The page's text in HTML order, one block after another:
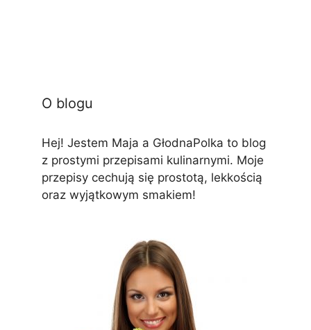
O blogu
Hej! Jestem Maja a GłodnaPolka to blog
z prostymi przepisami kulinarnymi. Moje
przepisy cechują się prostotą, lekkością
oraz wyjątkowym smakiem!